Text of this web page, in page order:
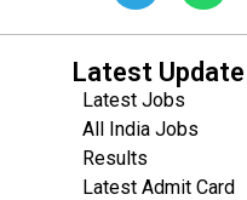
Latest Update
Latest Jobs
All India Jobs
Results
Latest Admit Card